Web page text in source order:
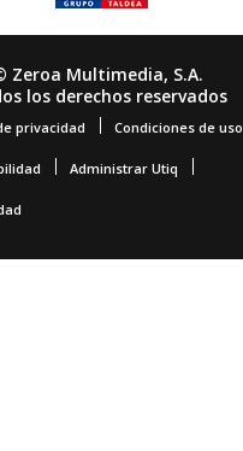
Zeroa Multimedia, S.A.
los derechos reservados
privacidad Condiciones de uso
Administrar Utiq